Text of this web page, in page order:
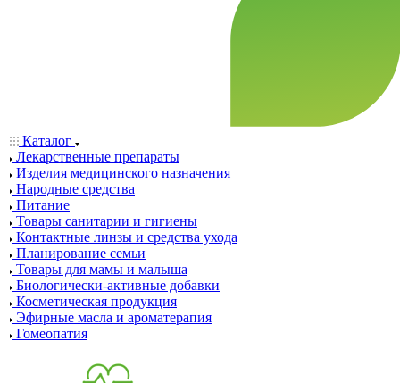
Каталог
Лекарственные препараты
Изделия медицинского назначения
Народные средства
Питание
Товары санитарии и гигиены
Контактные линзы и средства ухода
Планирование семьи
Товары для мамы и малыша
Биологически-активные добавки
Косметическая продукция
Эфирные масла и ароматерапия
Гомеопатия